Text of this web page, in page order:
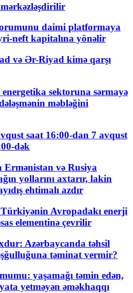
daimi platformaya
neft kapitalına yönəlir
və Ər-Riyad kimə qarşı
sektoruna sərmayə
məbləğini
saat 16:00-dan 7 avqust
dək
Ermənistan və Rusiya
yollarını axtarır, lakin
ehtimalı azdır
Türkiyənin Avropadakı enerji
elementinə çevrilir
Azərbaycanda təhsil
təminat vermir?
yaşamağı təmin edən,
yetməyən əməkhaqqı